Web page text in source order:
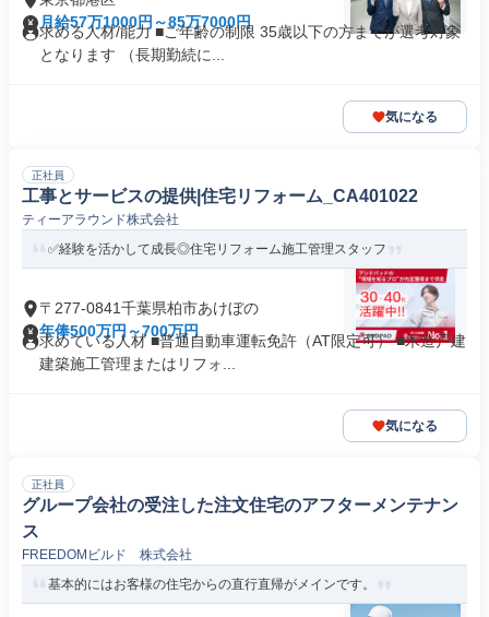
月給57万1000円～85万7000円
求める人材/能力 ■ご年齢の制限 35歳以下の方までが選考対象
となります （長期勤続に...
気になる
正社員
工事とサービスの提供|住宅リフォーム_CA401022
ティーアラウンド株式会社
✅経験を活かして成長◎住宅リフォーム施工管理スタッフ
〒277-0841千葉県柏市あけぼの
年俸500万円～700万円
求めている人材 ■普通自動車運転免許（AT限定可） ■木造戸建
建築施工管理またはリフォ...
気になる
正社員
グループ会社の受注した注文住宅のアフターメンテナン
ス
FREEDOMビルド 株式会社
基本的にはお客様の住宅からの直行直帰がメインです。